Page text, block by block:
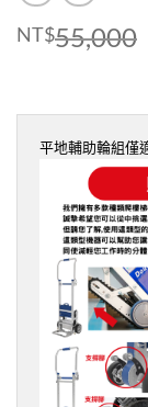
NT$55,000